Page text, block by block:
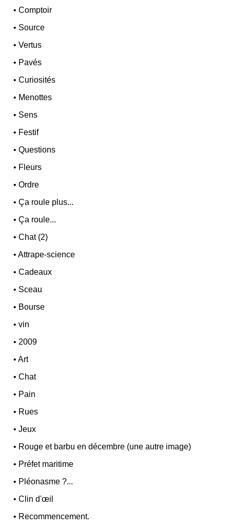
•Comptoir
• Source
•Vertus
• Pavés
•Curiosités
• Menottes
• Sens
• Festif
•Questions
• Fleurs
•Ordre
•Ça roule plus...
•Ça roule...
•Chat (2)
•Attrape-science
•Cadeaux
• Sceau
• Bourse
•vin
•2009
•Art
•Chat
• Pain
• Rues
•Jeux
• Rouge et barbu en décembre (une autre image)
• Préfet maritime
• Pléonasme ?...
•Clin d'œil
• Recommencement.